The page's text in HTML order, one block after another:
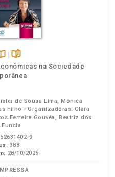
páginas na Sociedade
de Sousa Lima, Monica
Filho - Organizadoras: Clara
Ferreira Gouvêa, Beatriz dos
Funcia
9
388
28/10/2025